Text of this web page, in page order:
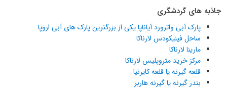
جاذبه های گردشگری
پارک آبی واترورد آیاناپا یکی از بزرگترین پارک های آبی اروپا
ساحل فینیکودس لارناکا
مارینا لارناکا
مرکز خرید متروپلیس لارناکا
قلعه گیرنه یا قلعه کایرنیا
بندر گیرنه یا گیرنه هاربر